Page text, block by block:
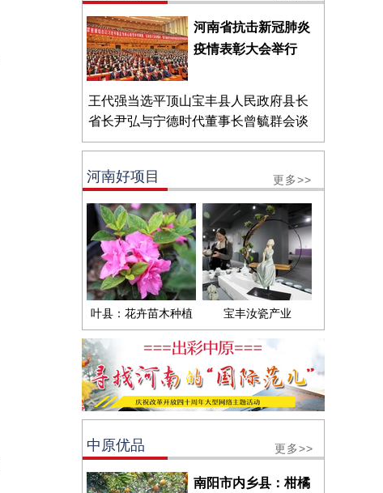
河南省抗击新冠肺炎
疫情表彰大会举行
王代强当选平顶山宝丰县人民政府县长
省长尹弘与宁德时代董事长曾毓群会谈
河南好项目 更多>>
叶县：花卉苗木种植 宝丰汝瓷产业
中原优品 更多>>
南阳市内乡县：柑橘